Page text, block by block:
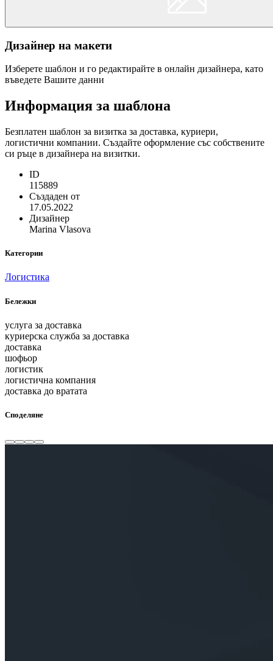
Дизайнер на макети
Изберете шаблон и го редактирайте в онлайн дизайнера, като
въведете Вашите данни
Информация за шаблона
Безплатен шаблон за визитка за доставка, куриери,
логистични компании. Създайте оформление със собствените
си ръце в дизайнера на визитки.
ID
115889
Създаден от
17.05.2022
Дизайнер
Marina Vlasova
Категории
Логистика
Бележки
услуга за доставка
куриерска служба за доставка
доставка
шофьор
логистик
логистична компания
доставка до вратата
Споделяне